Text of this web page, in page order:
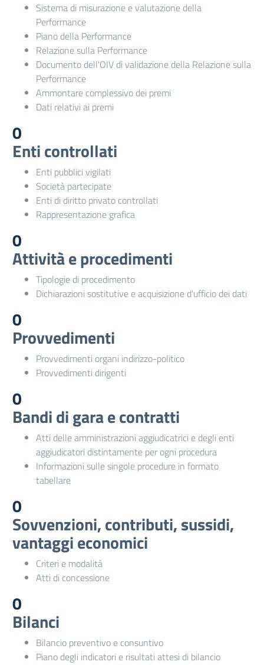
Sistema di misurazione e valutazione della
Performance
Piano della Performance
Relazione sulla Performance
Documento dell'OIV di validazione della Relazione sulla
Performance
Ammontare complessivo dei premi
Dati relativi ai premi
0
Enti controllati
Enti pubblici vigilati
Società partecipate
Enti di diritto privato controllati
Rappresentazione grafica
0
Attività e procedimenti
Tipologie di procedimento
Dichiarazioni sostitutive e acquisizione d'ufficio dei dati
0
Provvedimenti
Provvedimenti organi indirizzo-politico
Provvedimenti dirigenti
0
Bandi di gara e contratti
Atti delle amministrazioni aggiudicatrici e degli enti
aggiudicatori distintamente per ogni procedura
Informazioni sulle singole procedure in formato
tabellare
0
Sovvenzioni, contributi, sussidi,
vantaggi economici
Criteri e modalità
Atti di concessione
0
Bilanci
Bilancio preventivo e consuntivo
Piano degli indicatori e risultati attesi di bilancio